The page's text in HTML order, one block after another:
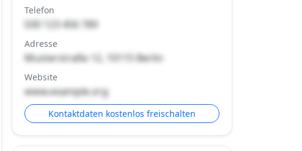
Telefon
030 123 456 789
Adresse
Musterstraße 12, 10115 Berlin
Website
www.example.org
Kontaktdaten kostenlos freischalten